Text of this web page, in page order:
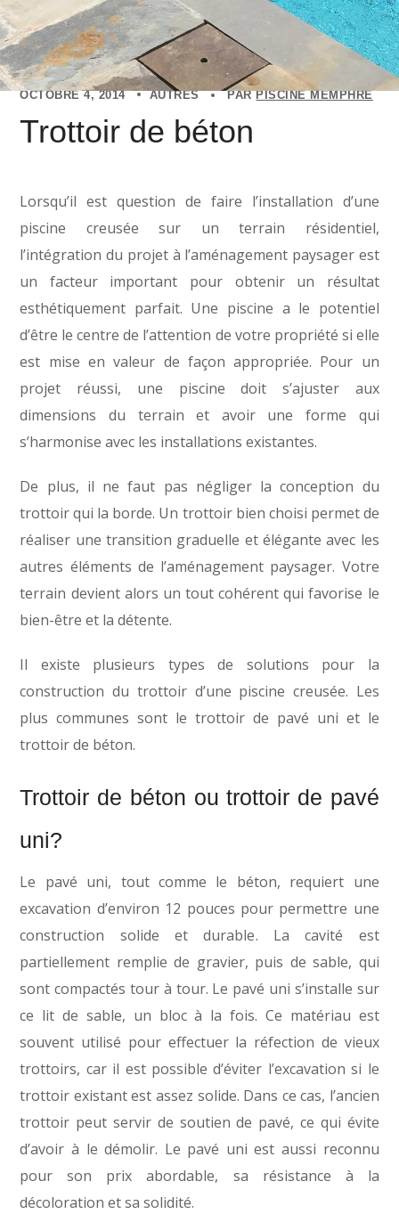
OCTOBRE 4, 2014 AUTRES PARPISCINE MEMPHRÉ
Trottoir de béton
Lorsqu’il est question de faire l’installation d’une
piscine creusée sur un terrain résidentiel,
l’intégration du projet à l’aménagement paysager est
un facteur important pour obtenir un résultat
esthétiquement parfait. Une piscine a le potentiel
d’être le centre de l’attention de votre propriété si elle
est mise en valeur de façon appropriée. Pour un
projet réussi, une piscine doit s’ajuster aux
dimensions du terrain et avoir une forme qui
s’harmonise avec les installations existantes.
De plus, il ne faut pas négliger la conception du
trottoir qui la borde. Un trottoir bien choisi permet de
réaliser une transition graduelle et élégante avec les
autres éléments de l’aménagement paysager. Votre
terrain devient alors un tout cohérent qui favorise le
bien-être et la détente.
Il existe plusieurs types de solutions pour la
construction du trottoir d’une piscine creusée. Les
plus communes sont le trottoir de pavé uni et le
trottoir de béton.
Trottoir de béton ou trottoir de pavé
uni?
Le pavé uni, tout comme le béton, requiert une
excavation d’environ 12 pouces pour permettre une
construction solide et durable. La cavité est
partiellement remplie de gravier, puis de sable, qui
sont compactés tour à tour. Le pavé uni s’installe sur
ce lit de sable, un bloc à la fois. Ce matériau est
souvent utilisé pour effectuer la réfection de vieux
trottoirs, car il est possible d’éviter l’excavation si le
trottoir existant est assez solide. Dans ce cas, l’ancien
trottoir peut servir de soutien de pavé, ce qui évite
d’avoir à le démolir. Le pavé uni est aussi reconnu
pour son prix abordable, sa résistance à la
décoloration et sa solidité.